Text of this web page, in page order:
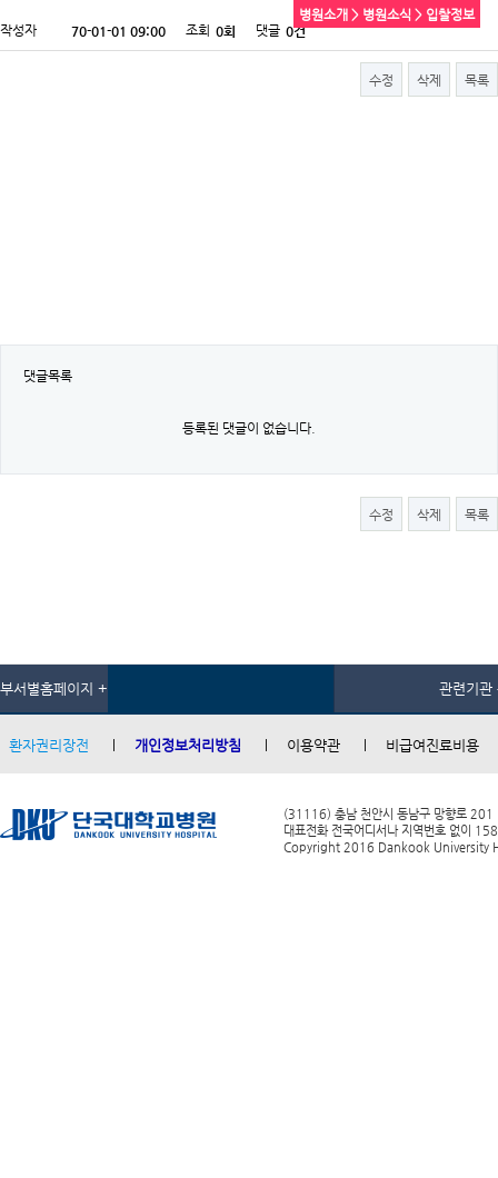
병원소개 > 병원소식 > 입찰정보
작성자
70-01-01 09:00 조회 0회 댓글 0건
수정 삭제 목록
댓글목록
등록된 댓글이 없습니다.
수정 삭제 목록
부서별홈페이지 + 관련기관
환자권리장전 개인정보처리방침 이용약관 비급여진료비용
(31116) 충남 천안시 동남구 망향로 201
대표전화 전국어디서나 지역번호 없이
Copyright 2016 Dankook University